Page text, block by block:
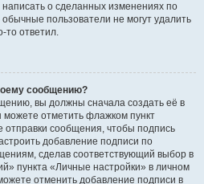
о сделанных изменениях по
пользователи не могут удалить
то ответил.
сообщению?
вы должны сначала создать её в
отметить флажком пункт
отправки сообщения, чтобы подпись
добавление подписи по
сделав соответствующий выбор в
пункта «Личные настройки» в личном
отменить добавление подписи в